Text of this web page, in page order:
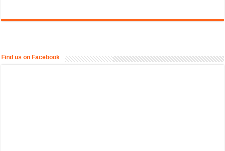
Find us on Facebook